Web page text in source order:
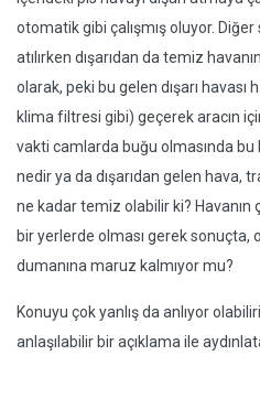
otomatik gibi çalışmış oluyor. Diğer
atılırken dışarıdan da temiz
olarak, peki bu gelen dışarı
klima filtresi gibi) geçerek aracın
vakti camlarda buğu olmasında
nedir ya da dışarıdan gelen hava,
ne kadar temiz olabilir ki? Havanın
bir yerlerde olması gerek sonuçta,
dumanına maruz kalmıyor mu?
Konuyu çok yanlış da anlıyor
anlaşılabilir bir açıklama ile